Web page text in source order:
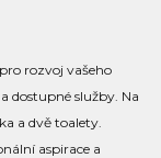
rozvoj vašeho
dostupné služby. Na
a dvě toalety.
aspirace a